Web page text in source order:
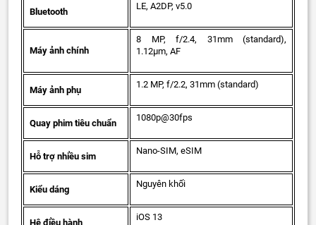
Bluetooth
LE, A2DP, v5.0
Máy ảnh chính
8 MP, f/2.4, 31mm (standard),
1.12µm, AF
Máy ảnh phụ
1.2 MP, f/2.2, 31mm (standard)
Quay phim tiêu chuẩn
1080p@30fps
Hỗ trợ nhiều sim
Nano-SIM, eSIM
Kiểu dáng
Nguyên khối
Hệ điều hành
iOS 13